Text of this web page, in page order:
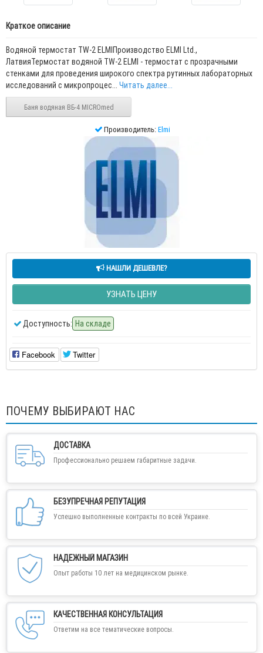
Краткое описание
Водяной термостат TW-2 ELMIПроизводство ELMI Ltd.,
ЛатвияТермостат водяной TW-2 ELMI - термостат с прозрачными
стенками для проведения широкого спектра рутинных лабораторных
исследований с микропроцес... Читать далее...
Баня водяная ВБ-4 MICROmed
Производитель: Elmi
НАШЛИ ДЕШЕВЛЕ?
УЗНАТЬ ЦЕНУ
Доступность: На складе
Facebook Twitter
ПОЧЕМУ ВЫБИРАЮТ НАС
ДОСТАВКА
Профессионально решаем габаритные задачи.
БЕЗУПРЕЧНАЯ РЕПУТАЦИЯ
Успешно выполненные контракты по всей Украине.
НАДЕЖНЫЙ МАГАЗИН
Опыт работы 10 лет на медицинском рынке.
КАЧЕСТВЕННАЯ КОНСУЛЬТАЦИЯ
Ответим на все тематические вопросы.